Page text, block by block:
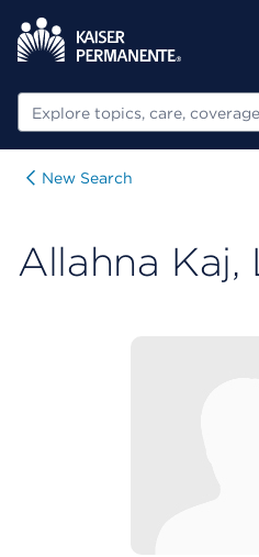
Buscar
New Search
Allahna Kaj,